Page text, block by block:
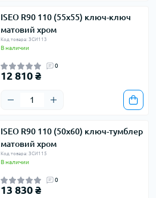
ISEO R90 110 (55х55) ключ-ключ
матовий хром
Код товара: ЗСИ113
В наличии
0
12 810 ₴
ISEO R90 110 (50х60) ключ-тумблер
матовий хром
Код товара: ЗСИ115
В наличии
0
13 830 ₴